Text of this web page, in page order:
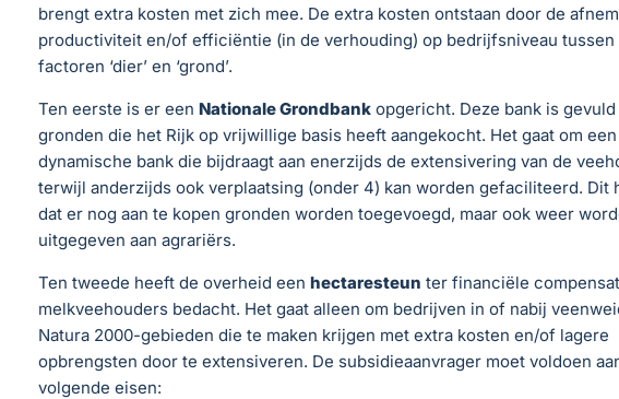
brengt extra kosten met zich mee. De extra kosten ontstaan door de
productiviteit en/of efficiëntie (in de verhouding) op bedrijfsniveau tussen
factoren ‘dier’ en ‘grond’.
Ten eerste is er een Nationale Grondbankopgericht. Deze bank is gevuld
gronden die het Rijk op vrijwillige basis heeft aangekocht. Het gaat om een
dynamische bank die bijdraagt aan enerzijds de extensivering van de
terwijl anderzijds ook verplaatsing (onder 4) kan worden gefaciliteerd. Dit
dat er nog aan te kopen gronden worden toegevoegd, maar ook weer
uitgegeven aan agrariërs.
Ten tweede heeft de overheid een hectaresteun ter financiële
melkveehouders bedacht. Het gaat alleen om bedrijven in of nabij
Natura 2000-gebieden die te maken krijgen met extra kosten en/of lagere
opbrengsten door te extensiveren. De subsidieaanvrager moet voldoen
volgende eisen: